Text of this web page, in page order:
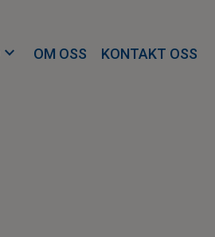
expand_more OM OSS KONTAKT OSS